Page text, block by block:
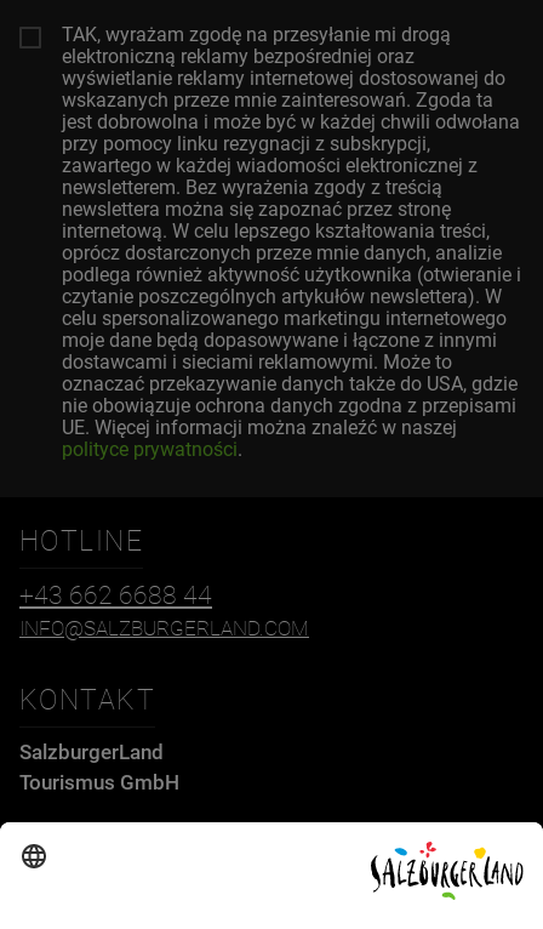
TAK, wyrażam zgodę na przesyłanie mi drogą
elektroniczną reklamy bezpośredniej oraz
wyświetlanie reklamy internetowej dostosowanej do
wskazanych przeze mnie zainteresowań. Zgoda ta
jest dobrowolna i może być w każdej chwili odwołana
przy pomocy linku rezygnacji z subskrypcji,
zawartego w każdej wiadomości elektronicznej z
newsletterem. Bez wyrażenia zgody z treścią
newslettera można się zapoznać przez stronę
internetową. W celu lepszego kształtowania treści,
oprócz dostarczonych przeze mnie danych, analizie
podlega również aktywność użytkownika (otwieranie i
czytanie poszczególnych artykułów newslettera). W
celu spersonalizowanego marketingu internetowego
moje dane będą dopasowywane i łączone z innymi
dostawcami i sieciami reklamowymi. Może to
oznaczać przekazywanie danych także do USA, gdzie
nie obowiązuje ochrona danych zgodna z przepisami
UE. Więcej informacji można znaleźć w naszej
polityce prywatności.
HOTLINE
+43 662 6688 44
INFO@SALZBURGERLAND.COM
KONTAKT
SalzburgerLand
Tourismus GmbH
5300 Hallwang